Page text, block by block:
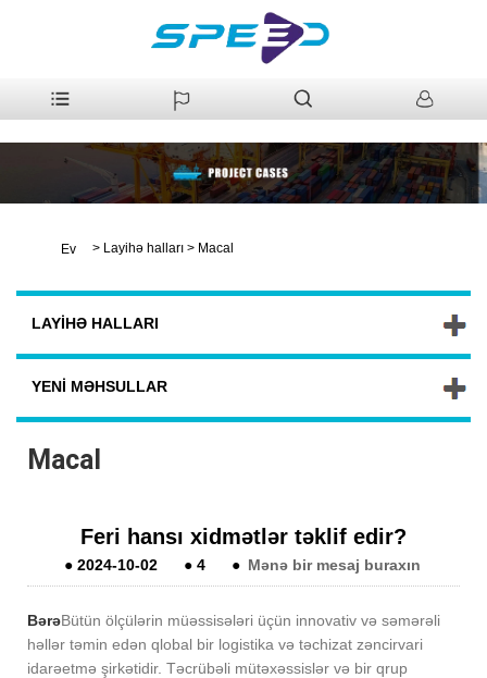
Ev > Layihə halları > Macal
LAYIHƏ HALLARI
YENI MƏHSULLAR
Macal
Feri hansı xidmətlər təklif edir?
● 2024-10-02 ● 4 ● Mənə bir mesaj buraxın
BərəBütün ölçülərin müəssisələri üçün innovativ və səmərəli
həllər təmin edən qlobal bir logistika və təchizat zəncirvari
idarəetmə şirkətidir. Təcrübəli mütəxəssislər və bir qrup